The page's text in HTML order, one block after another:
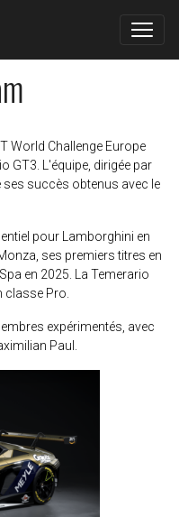
World Challenge Europe
GT3. L'équipe, dirigée par
succès obtenus avec le
pour Lamborghini en
ses premiers titres en
en 2025. La Temerario
classe Pro.
expérimentés, avec
Paul.